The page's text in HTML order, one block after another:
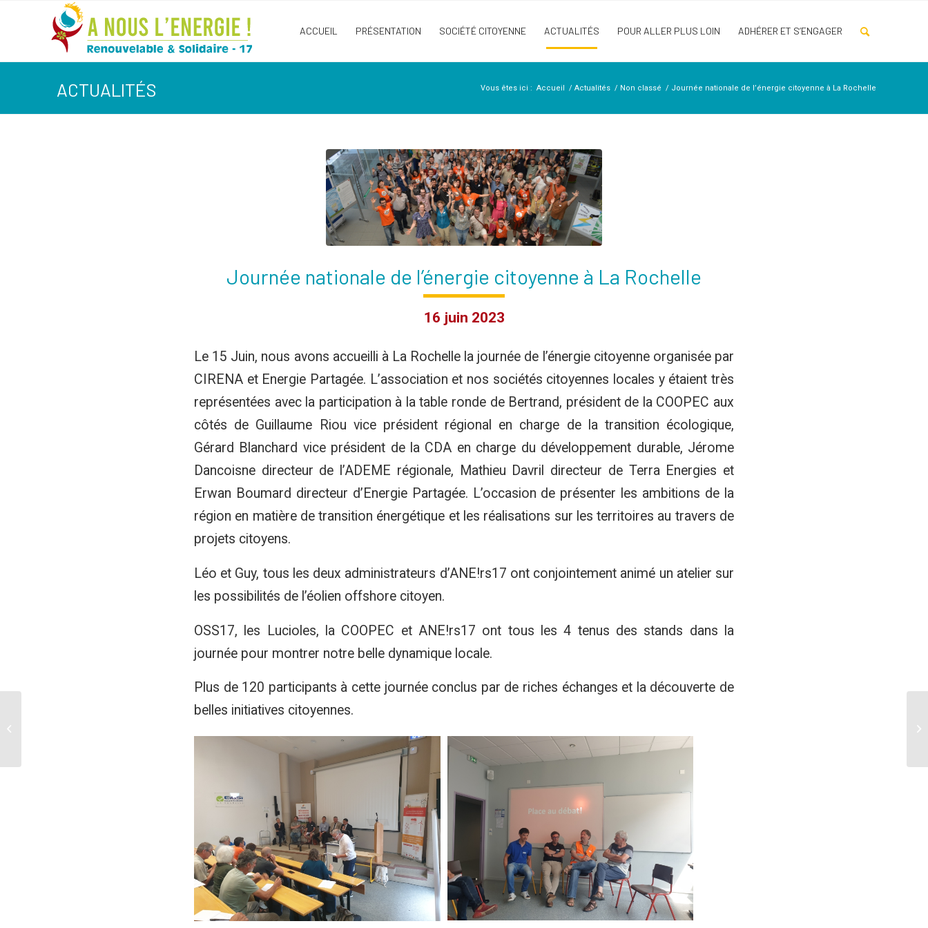
ACCUEIL PRÉSENTATION SOCIÉTÉ CITOYENNE ACTUALITÉS POUR ALLER PLUS LOIN ADHÉRER ET S’ENGAGER
ACTUALITÉS Vous êtes ici : Accueil / Actualités / Non classé / Journée nationale de l’énergie citoyenne à La Rochelle
Journée nationale de l’énergie citoyenne à La Rochelle
16 juin 2023
Le 15 Juin, nous avons accueilli à La Rochelle la journée de l’énergie citoyenne organisée par
CIRENA et Energie Partagée. L’association et nos sociétés citoyennes locales y étaient très
représentées avec la participation à la table ronde de Bertrand, président de la COOPEC aux
côtés de Guillaume Riou vice président régional en charge de la transition écologique,
Gérard Blanchard vice président de la CDA en charge du développement durable, Jérome
Dancoisne directeur de l’ADEME régionale, Mathieu Davril directeur de Terra Energies et
Erwan Boumard directeur d’Energie Partagée. L’occasion de présenter les ambitions de la
région en matière de transition énergétique et les réalisations sur les territoires au travers de
projets citoyens.
Léo et Guy, tous les deux administrateurs d’ANE!rs17 ont conjointement animé un atelier sur
les possibilités de l’éolien offshore citoyen.
OSS17, les Lucioles, la COOPEC et ANE!rs17 ont tous les 4 tenus des stands dans la
journée pour montrer notre belle dynamique locale.
Plus de 120 participants à cette journée conclus par de riches échanges et la découverte de
belles initiatives citoyennes.